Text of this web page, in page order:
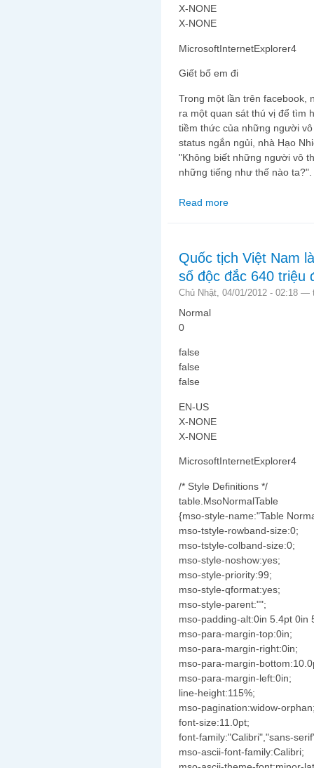
X-NONE
X-NONE
MicrosoftInternetExplorer4
Giết bố em đi
Trong một lần trên facebook,
ra một quan sát thú vị để tìm
tiềm thức của những người
status ngắn ngủi, nhà Hạo
"Không biết những người vô
những tiếng như thế nào ta?".
Read more
Quốc tịch Việt Nam
số độc đắc 640 triệu
Chủ Nhật, 04/01/2012 - 02:18 —
Normal
0
false
false
false
EN-US
X-NONE
X-NONE
MicrosoftInternetExplorer4
/* Style Definitions */
table.MsoNormalTable
{mso-style-name:"Table
mso-tstyle-rowband-size:0;
mso-tstyle-colband-size:0;
mso-style-noshow:yes;
mso-style-priority:99;
mso-style-qformat:yes;
mso-style-parent:"";
mso-padding-alt:0in 5.4pt 0in
mso-para-margin-top:0in;
mso-para-margin-right:0in;
mso-para-margin-
mso-para-margin-left:0in;
line-height:115%;
mso-pagination:widow-
font-size:11.0pt;
font-family:"Calibri","sans-
mso-ascii-font-family:Calibri;